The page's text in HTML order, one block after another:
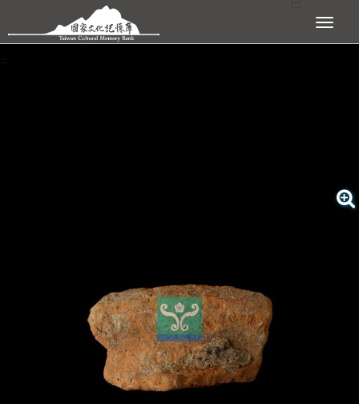
跳到主要內容區塊 展開選單
:::